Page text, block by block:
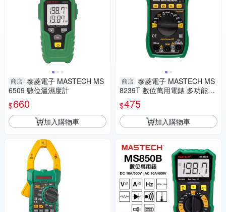
商店 泰菱電子 MASTECH MS
6509 數位溫濕度計
$660
加入購物車
商店 泰菱電子 MASTECH MS
8239T 數位萬用電錶 多功能電
氣測試工具
$475
加入購物車